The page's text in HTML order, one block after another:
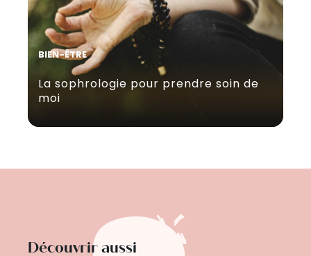
BIEN-ÊTRE
La sophrologie pour prendre soin de
moi
Découvrir aussi